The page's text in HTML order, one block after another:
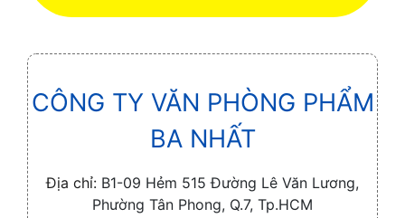
CÔNG TY VĂN PHÒNG PHẨM
BA NHẤT
Địa chỉ: B1-09 Hẻm 515 Đường Lê Văn Lương,
Phường Tân Phong, Q.7, Tp.HCM